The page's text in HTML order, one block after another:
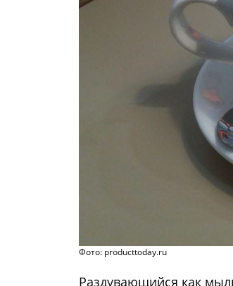
Фото: producttoday.ru
Раздувающийся как